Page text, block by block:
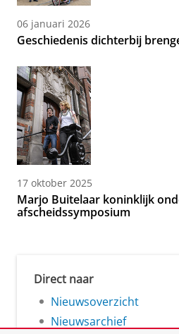
06 januari 2026
Geschiedenis dichterbij
17 oktober 2025
Marjo Buitelaar koninklijk
afscheidssymposium
Direct naar
Nieuwsoverzicht
Nieuwsarchief